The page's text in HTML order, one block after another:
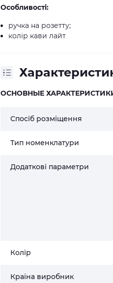
Особливості:
ручка на розетту;
колір кави лайт
ОСНОВНЫЕ
Спосіб розміщення
Тип номенклатури
Додаткові параметри
Колір
Країна виробник